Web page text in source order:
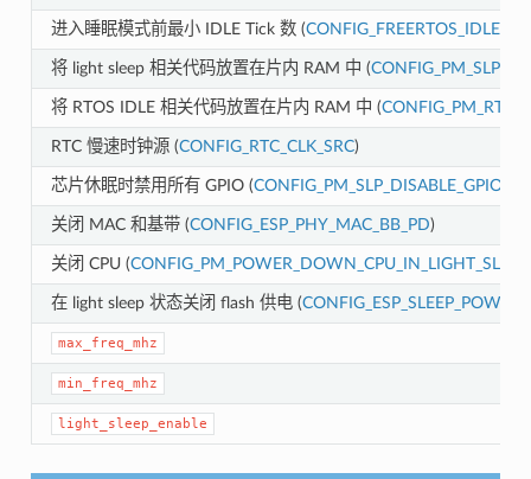
进入睡眠模式前最小 IDLE Tick 数 (
将 light sleep 相关代码放置在片内 RAM 中 (
将 RTOS IDLE 相关代码放置在片内 RAM 中 (
RTC 慢速时钟源 (CONFIG_RTC_CLK_SRC)
芯片休眠时禁用所有 GPIO (CONFIG_PM_SLP_DISABLE_GPIO
关闭 MAC 和基带 (CONFIG_ESP_PHY_MAC_BB_PD)
关闭 CPU (CONFIG_PM_POWER_DOWN_CPU_IN_LIGHT_SLEEP
在 light sleep 状态关闭 flash 供电 (
max_freq_mhz
min_freq_mhz
light_sleep_enable